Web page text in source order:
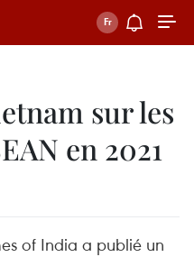
sur les
en 2021
of India a publié un